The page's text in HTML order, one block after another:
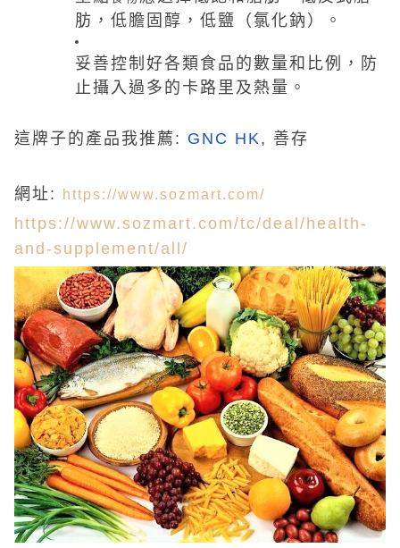
肪，低膽固醇，低鹽（氯化鈉）。
妥善控制好各類食品的數量和比例，防
止攝入過多的卡路里及熱量。
這牌子的產品我推薦 : GNC HK, 善存
網址: https://www.sozmart.com/
https://www.sozmart.com/tc/deal/health-
and-supplement/all/